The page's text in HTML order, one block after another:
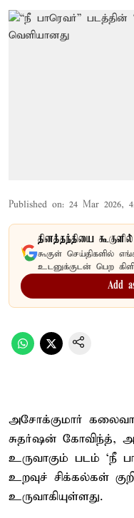
Published on: 24 Mar 2026,
தினத்தந்தியை
கூகுள் செய்திகளில்
உடனுக்குடன் பெற
Add
அசோக்குமார்
சுதர்ஷன் கோவிந்த்,
உருவாகும் படம் ‘நீ
உறவுச் சிக்கல்கள்
உருவாகியுள்ளது.